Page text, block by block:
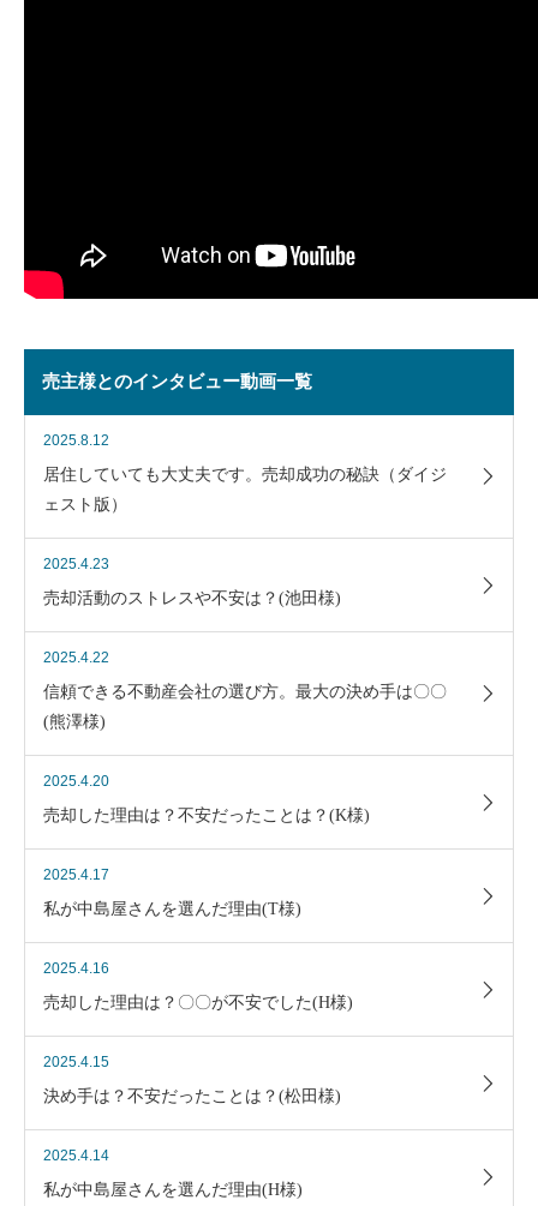
売主様とのインタビュー動画一覧
2025.8.12
居住していても大丈夫です。売却成功の秘訣（ダイジ
ェスト版）
2025.4.23
売却活動のストレスや不安は？(池田様)
2025.4.22
信頼できる不動産会社の選び方。最大の決め手は〇〇
(熊澤様)
2025.4.20
売却した理由は？不安だったことは？(K様)
2025.4.17
私が中島屋さんを選んだ理由(T様)
2025.4.16
売却した理由は？〇〇が不安でした(H様)
2025.4.15
決め手は？不安だったことは？(松田様)
2025.4.14
私が中島屋さんを選んだ理由(H様)